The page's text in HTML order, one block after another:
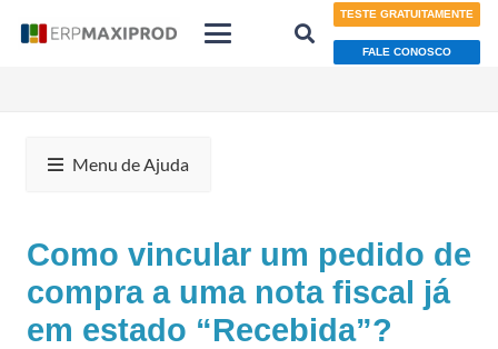
TESTE GRATUITAMENTE
FALE CONOSCO
Menu de Ajuda
Como vincular um pedido de
compra a uma nota fiscal já
em estado “Recebida”?